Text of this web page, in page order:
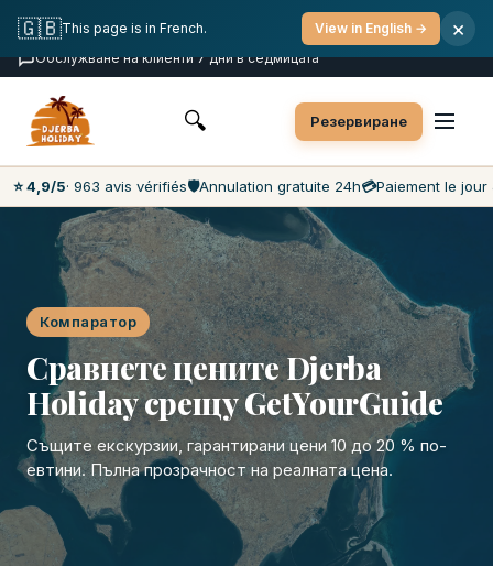
Безплатно отказване
Плащане в деня на екскурзията
Най-ниските цени на пазара
Обслужване на клиенти 7 дни в седмицата
🔍 Резервиране
⭐ 4,9/5· 963 avis vérifiés🛡️Annulation gratuite 24h💳Paiement le jour
Компаратор
Сравнете цените Djerba
Holiday срещу GetYourGuide
Същите екскурзии, гарантирани цени 10 до 20 % по-
евтини. Пълна прозрачност на реалната цена.
🇬🇧This page is in French. View in English → ×